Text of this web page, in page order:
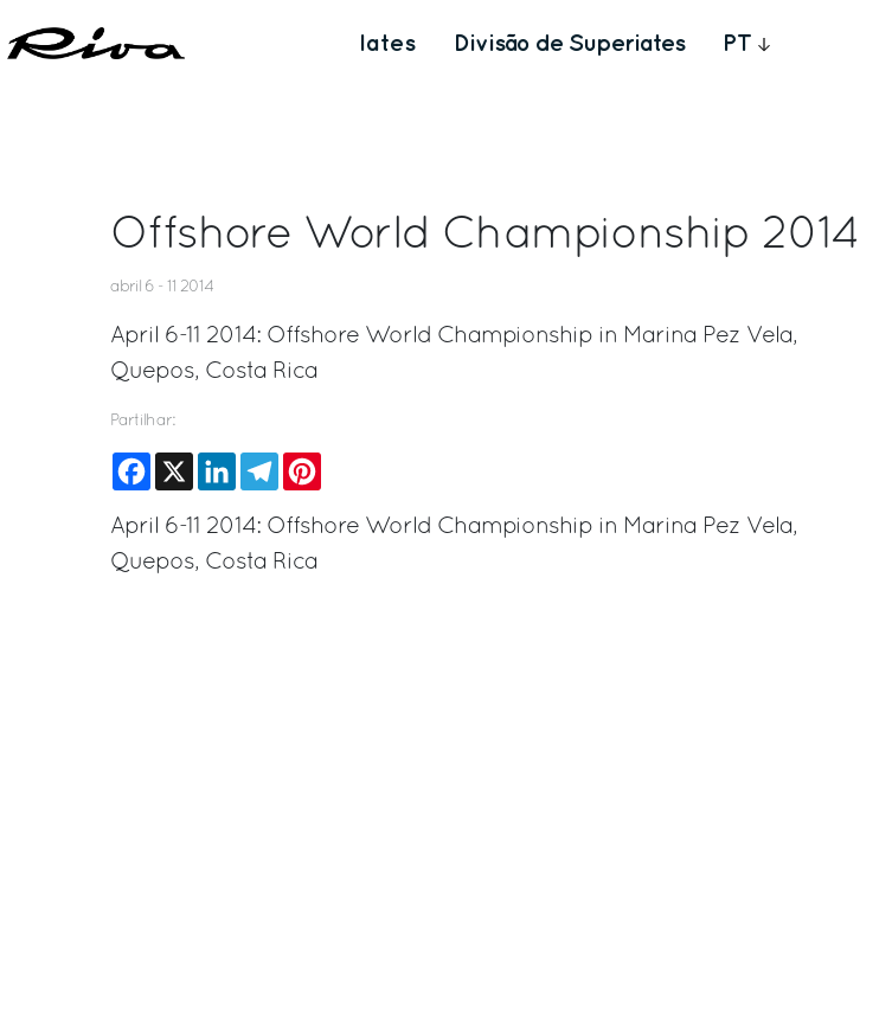
Iates Divisão de Superiates PT
Offshore World Championship 2014
abril 6 - 11 2014
April 6-11 2014: Offshore World Championship in Marina Pez Vela,
Quepos, Costa Rica
Partilhar:
Facebook
X LinkedInTelegram
April 6-11 2014: Offshore World Championship in Marina Pez Vela,
Quepos, Costa Rica